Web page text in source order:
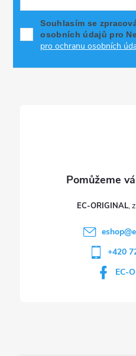
í
p
r
Souhlasím se
osobních údajů pro
pro ochranu osobních
EC-ORIGINAL
eshop@
+420
EC-